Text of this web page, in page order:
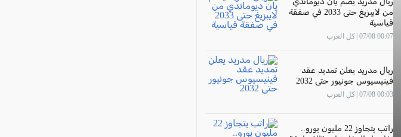
من لايبزيغ حتى 2033 في صفقة
قياسية
00:07 07/08 | كل العرب
ريال مدريد يعلن تمديد عقد
فينيسيوس جونيور حتى 2032
00:03 07/08 | كل العرب
راتب يتجاوز 22 مليون يورو..